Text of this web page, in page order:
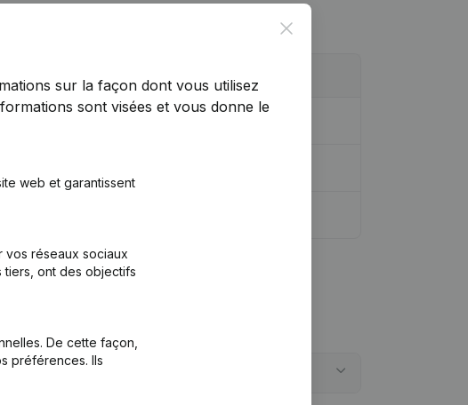
Close
sur la façon dont vous utilisez
sont visées et vous donne le
web et garantissent
vos réseaux sociaux
tiers, ont des objectifs
De cette façon,
préférences. Ils